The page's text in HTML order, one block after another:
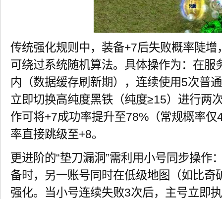
传统强化规则中，装备+7后失败概率陡
可绕过系统随机算法。具体操作为：在服
内（数据缓存刷新期），连续使用5次普
立即切换高纯度黑铁（纯度≥15）进行两
作可将+7成功率提升至78%（常规概率
率直接跳级至+8。
更进阶的“垫刀漏洞”需利用小号同步操作
备时，另一账号同时在低级地图（如比奇
强化。当小号连续失败3次后，主号立即